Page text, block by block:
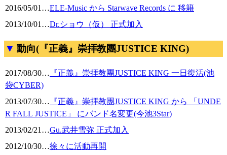
2016/05/01 …ELE-Music から Starwave Records に 移籍
2013/10/01 …Dr.ショウ（仮） 正式加入
動向(『正義』崇拝教團JUSTICE KING)
2017/08/30… 『正義』崇拝教團JUSTICE KING 一日復活(池
袋CYBER)
2013/07/30… 『正義』崇拝教團JUSTICE KING から 「UNDE
R FALL JUSTICE」 にバンド名変更(今池3Star)
2013/02/21 …Gu.武井雪弥 正式加入
2012/10/30…徐々に活動再開